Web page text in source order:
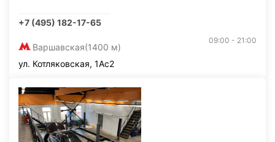
+7 (495) 182-17-65
Варшавская(1400 м)
09:00 - 21:00
ул. Котляковская, 1Ас2